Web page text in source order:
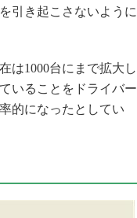
引き起こさないように
は1000台にまで拡大し
いることをドライバー
的になったとしてい